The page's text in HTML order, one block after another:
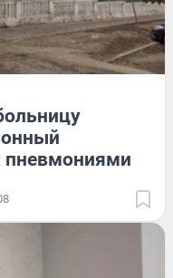
пневмониями